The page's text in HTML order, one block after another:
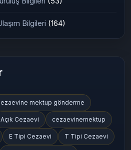
Bilgileri (164)
mektup gönderme
Açık Cezaevi cezaevinemektup
E Tipi Cezaevi T Tipi Cezaevi